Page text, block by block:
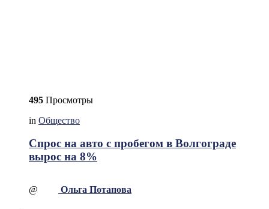
495 Просмотры
in Общество
Спрос на авто с пробегом в Волгограде
вырос на 8%
@ Ольга Потапова